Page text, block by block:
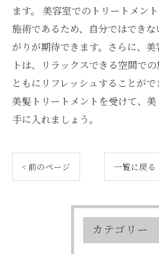
ます。 美容室でのトリートメン
施術であるため、自分ではでき
がりが期待できます。さらに、
トは、リラックスできる空間で
ともにリフレッシュすることが
美髪トリートメントを受けて、
手に入れましょう。
< 前のページ 一覧に戻る
カテゴリー